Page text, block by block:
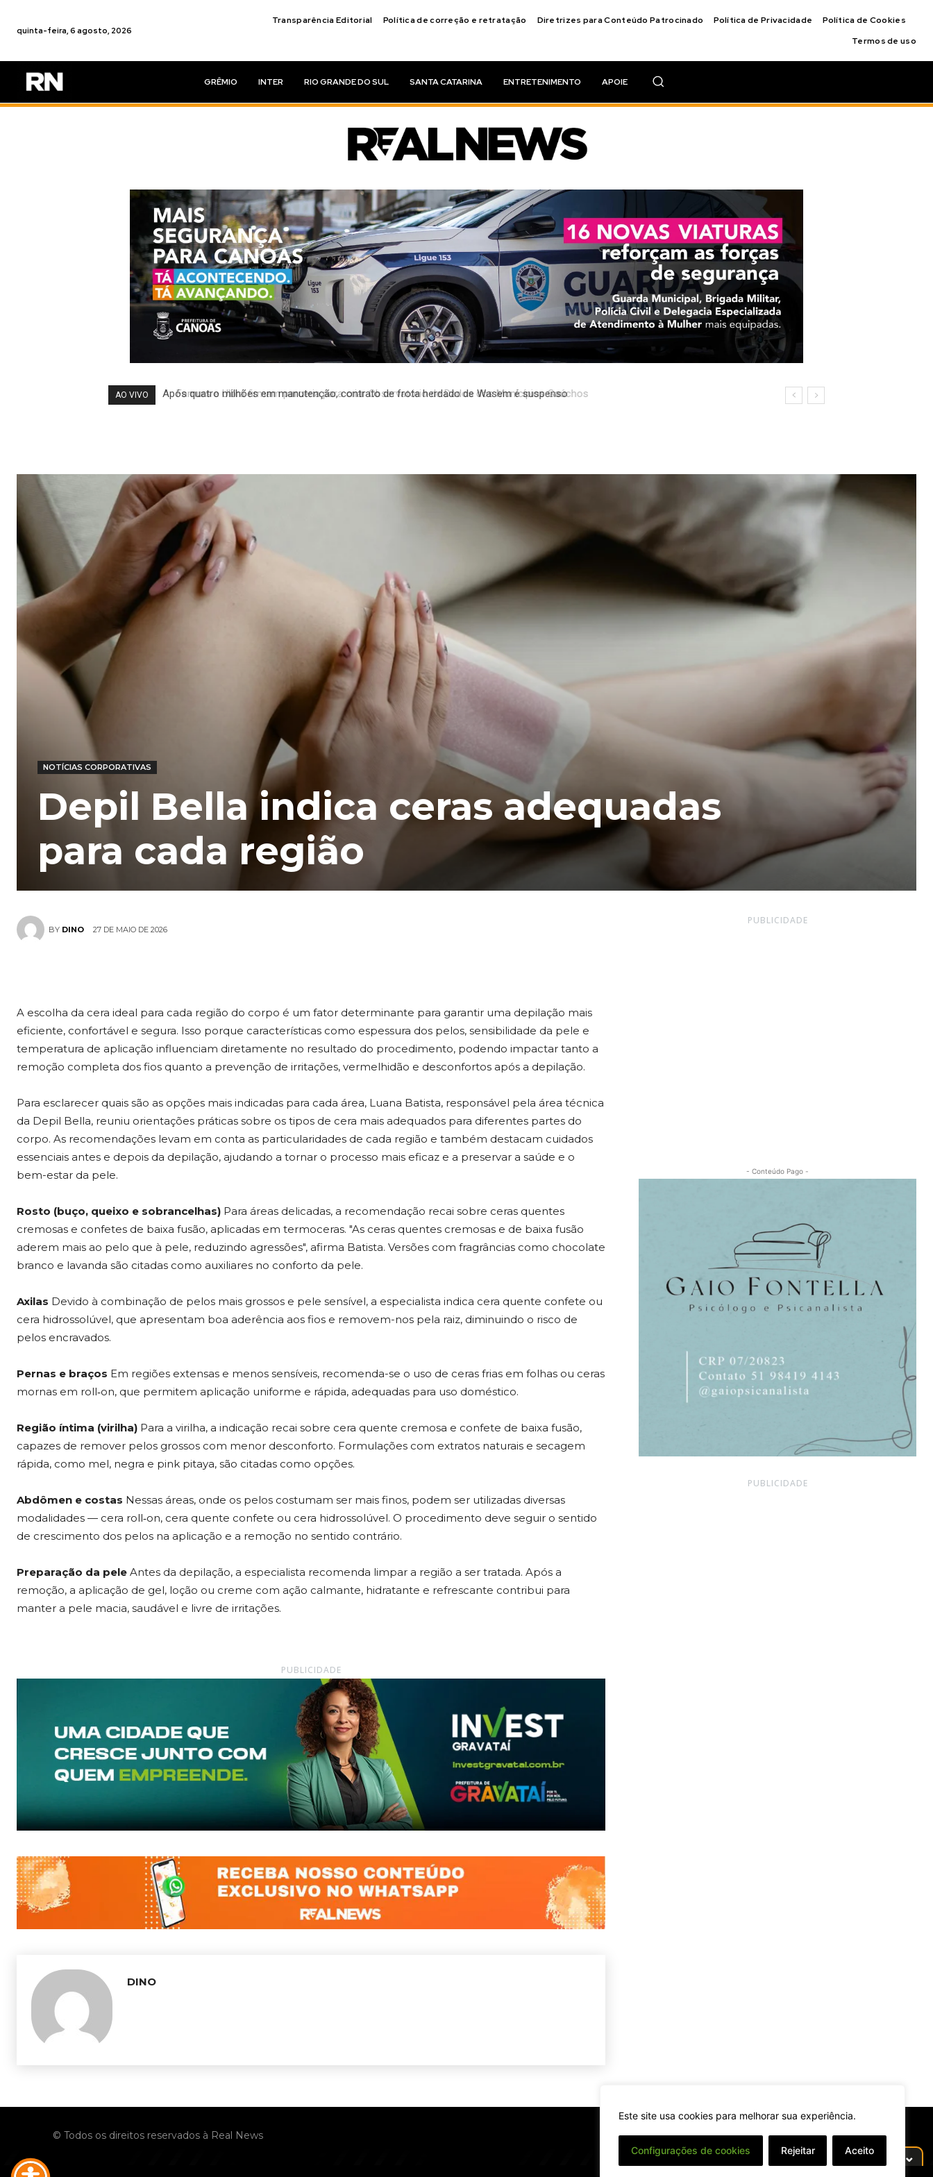
Este site usa cookies para melhorar sua experiência.
Configurações de cookies Rejeitar Aceito
quinta-feira, 6 agosto, 2026
Transparência Editorial Política de correção e retratação Diretrizes para Conteúdo Patrocinado Política de Privacidade
Política de Cookies
Termos de uso
GRÊMIO INTER RIO GRANDE DO SUL SANTA CATARINA ENTRETENIMENTO APOIE
AO VIVO Famurs e Ulbra firmam parceria para criar Observatório de Dados dos Municípios Gaúchos
NOTÍCIAS CORPORATIVAS
Depil Bella indica ceras adequadas
para cada região
BY DINO 27 DE MAIO DE 2026
A escolha da cera ideal para cada região do corpo é um fator determinante para garantir uma depilação mais
eficiente, confortável e segura. Isso porque características como espessura dos pelos, sensibilidade da pele e
temperatura de aplicação influenciam diretamente no resultado do procedimento, podendo impactar tanto a
remoção completa dos fios quanto a prevenção de irritações, vermelhidão e desconfortos após a depilação.
Para esclarecer quais são as opções mais indicadas para cada área, Luana Batista, responsável pela área técnica
da Depil Bella, reuniu orientações práticas sobre os tipos de cera mais adequados para diferentes partes do
corpo. As recomendações levam em conta as particularidades de cada região e também destacam cuidados
essenciais antes e depois da depilação, ajudando a tornar o processo mais eficaz e a preservar a saúde e o
bem-estar da pele.
Rosto (buço, queixo e sobrancelhas) Para áreas delicadas, a recomendação recai sobre ceras quentes
cremosas e confetes de baixa fusão, aplicadas em termoceras. "As ceras quentes cremosas e de baixa fusão
aderem mais ao pelo que à pele, reduzindo agressões", afirma Batista. Versões com fragrâncias como chocolate
branco e lavanda são citadas como auxiliares no conforto da pele.
Axilas Devido à combinação de pelos mais grossos e pele sensível, a especialista indica cera quente confete ou
cera hidrossolúvel, que apresentam boa aderência aos fios e removem-nos pela raiz, diminuindo o risco de
pelos encravados.
Pernas e braços Em regiões extensas e menos sensíveis, recomenda-se o uso de ceras frias em folhas ou ceras
mornas em roll‑on, que permitem aplicação uniforme e rápida, adequadas para uso doméstico.
Região íntima (virilha) Para a virilha, a indicação recai sobre cera quente cremosa e confete de baixa fusão,
capazes de remover pelos grossos com menor desconforto. Formulações com extratos naturais e secagem
rápida, como mel, negra e pink pitaya, são citadas como opções.
Abdômen e costas Nessas áreas, onde os pelos costumam ser mais finos, podem ser utilizadas diversas
modalidades — cera roll‑on, cera quente confete ou cera hidrossolúvel. O procedimento deve seguir o sentido
de crescimento dos pelos na aplicação e a remoção no sentido contrário.
Preparação da pele Antes da depilação, a especialista recomenda limpar a região a ser tratada. Após a
remoção, a aplicação de gel, loção ou creme com ação calmante, hidratante e refrescante contribui para
manter a pele macia, saudável e livre de irritações.
PUBLICIDADE
DINO
PUBLICIDADE
- Conteúdo Pago -
PUBLICIDADE
© Todos os direitos reservados à Real News
⌄